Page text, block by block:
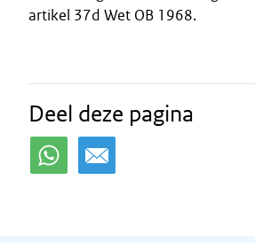
artikel 37d Wet OB 1968.
Deel deze pagina